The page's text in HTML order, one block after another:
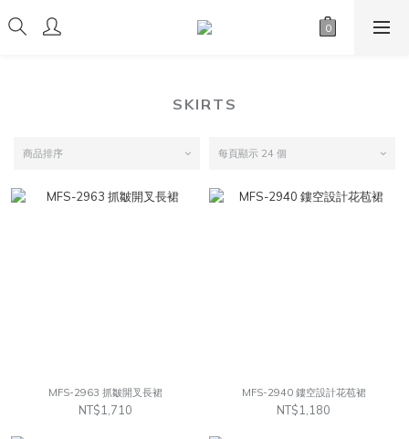
SKIRTS
商品排序 每頁顯示 24 個
MFS-2963 抓皺開叉長裙
NT$1,710
MFS-2940 鏤空設計花苞裙
NT$1,180